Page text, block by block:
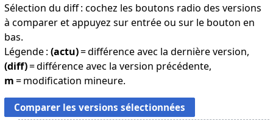
Sélection du diff : cochez les boutons radio des versions
à comparer et appuyez sur entrée ou sur le bouton en
bas.
Légende : (actu)= différence avec la dernière version,
(diff)= différence avec la version précédente,
m= modification mineure.